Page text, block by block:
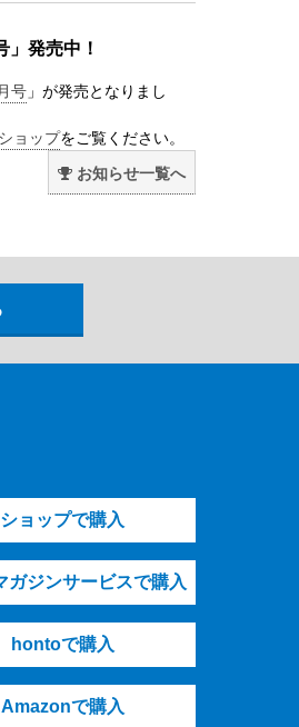
」発売中！
号 」が発売となりまし
ョップをご覧ください。
お知らせ一覧へ
ショップで購入
ガジンサービスで購入
hontoで購入
Amazonで購入